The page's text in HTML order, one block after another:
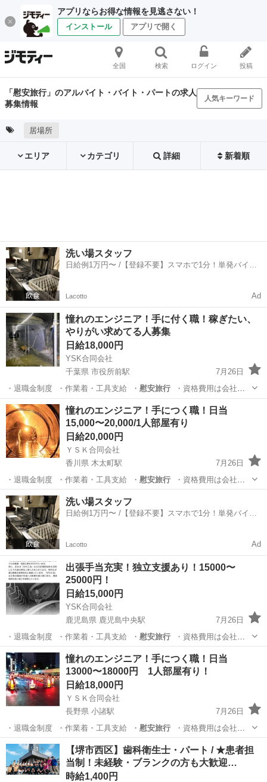
アプリならお得な情報を見逃さない！
インストール アプリで開く
全国 検索 ログイン 投稿
「慰安旅行」のアルバイト・バイト・パートの求人
募集情報
人気キーワード
居場所
エリア カテゴリ 詳細 新着順
洗い場スタッフ
日給例1万円〜 /【登録不要】スマホで1分！単発バイト
Lacotto Ad
憧れのエンジニア！手に付く職！稼ぎたい、
やりがい求めてる人募集
日給18,000円
YSK合同会社
千葉県 市役所前駅
7月26日
・退職金制度 ・作業着・工具支給 ・ 慰安旅行・資格費用は会社負
担（社内事前審査…
千葉 千葉市 市役所前駅 設備工事
憧れのエンジニア！手につく職！日当
15,000〜20,000/1人部屋有り
日給20,000円
ＹＳＫ合同会社
香川県 木太町駅
7月26日
・退職金制度 ・作業着・工具支給 ・ 慰安旅行・資格費用は会社負
担（社内事前審査…
香川 高松市 木太町駅
洗い場スタッフ
日給例1万円〜 /【登録不要】スマホで1分！単発バイト
Lacotto Ad
出張手当充実！独立支援あり！15000〜
25000円！
日給15,000円
YSK合同会社
鹿児島県 鹿児島中央駅
7月26日
・退職金制度 ・作業着・工具支給 ・ 慰安旅行・資格費用は会社負
担（社内事前審査…
鹿児島 鹿児島市 その他 設備工事
憧れのエンジニア！手につく職！日当
13000〜18000円 1人部屋有り！
日給18,000円
ＹＳＫ合同会社
長野県 小諸駅
7月26日
・退職金制度 ・作業着・工具支給 ・ 慰安旅行・資格費用は会社負
担（社内事前審査…
長野 小諸市 小諸駅 建築 設備工事
【堺市西区】歯科衛生士・パート / ★患者担
当制！未経験・ブランクの方も大歓迎…
時給1,400円